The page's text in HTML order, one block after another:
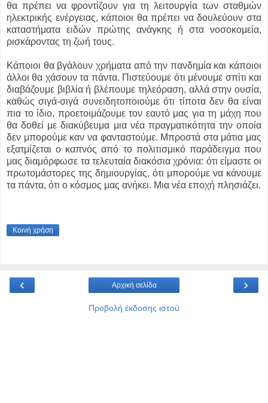
θα πρέπει να φροντίζουν για τη λειτουργία των σταθμών
ηλεκτρικής ενέργειας, κάποιοι θα πρέπει να δουλεύουν στα
καταστήματα ειδών πρώτης ανάγκης ή στα νοσοκομεία,
ρισκάροντας τη ζωή τους.
Κάποιοι θα βγάλουν χρήματα από την πανδημία και κάποιοι
άλλοι θα χάσουν τα πάντα. Πιστεύουμε ότι μένουμε σπίτι και
διαβάζουμε βιβλία ή βλέπουμε τηλεόραση, αλλά στην ουσία,
καθώς σιγά-σιγά συνειδητοποιούμε ότι τίποτα δεν θα είναι
πια το ίδιο, προετοιμάζουμε τον εαυτό μας για τη μάχη που
θα δοθεί με διακύβευμα μια νέα πραγματικότητα την οποία
δεν μπορούμε καν να φανταστούμε. Μπροστά στα μάτια μας
εξατμίζεται ο καπνός από το πολιτισμικό παράδειγμα που
μας διαμόρφωσε τα τελευταία διακόσια χρόνια: ότι είμαστε οι
πρωτομάστορες της δημιουργίας, ότι μπορούμε να κάνουμε
τα πάντα, ότι ο κόσμος μας ανήκει. Μια νέα εποχή πλησιάζει.
Κοινή χρήση
‹ ›
Αρχική σελίδα
Προβολή έκδοσης ιστού